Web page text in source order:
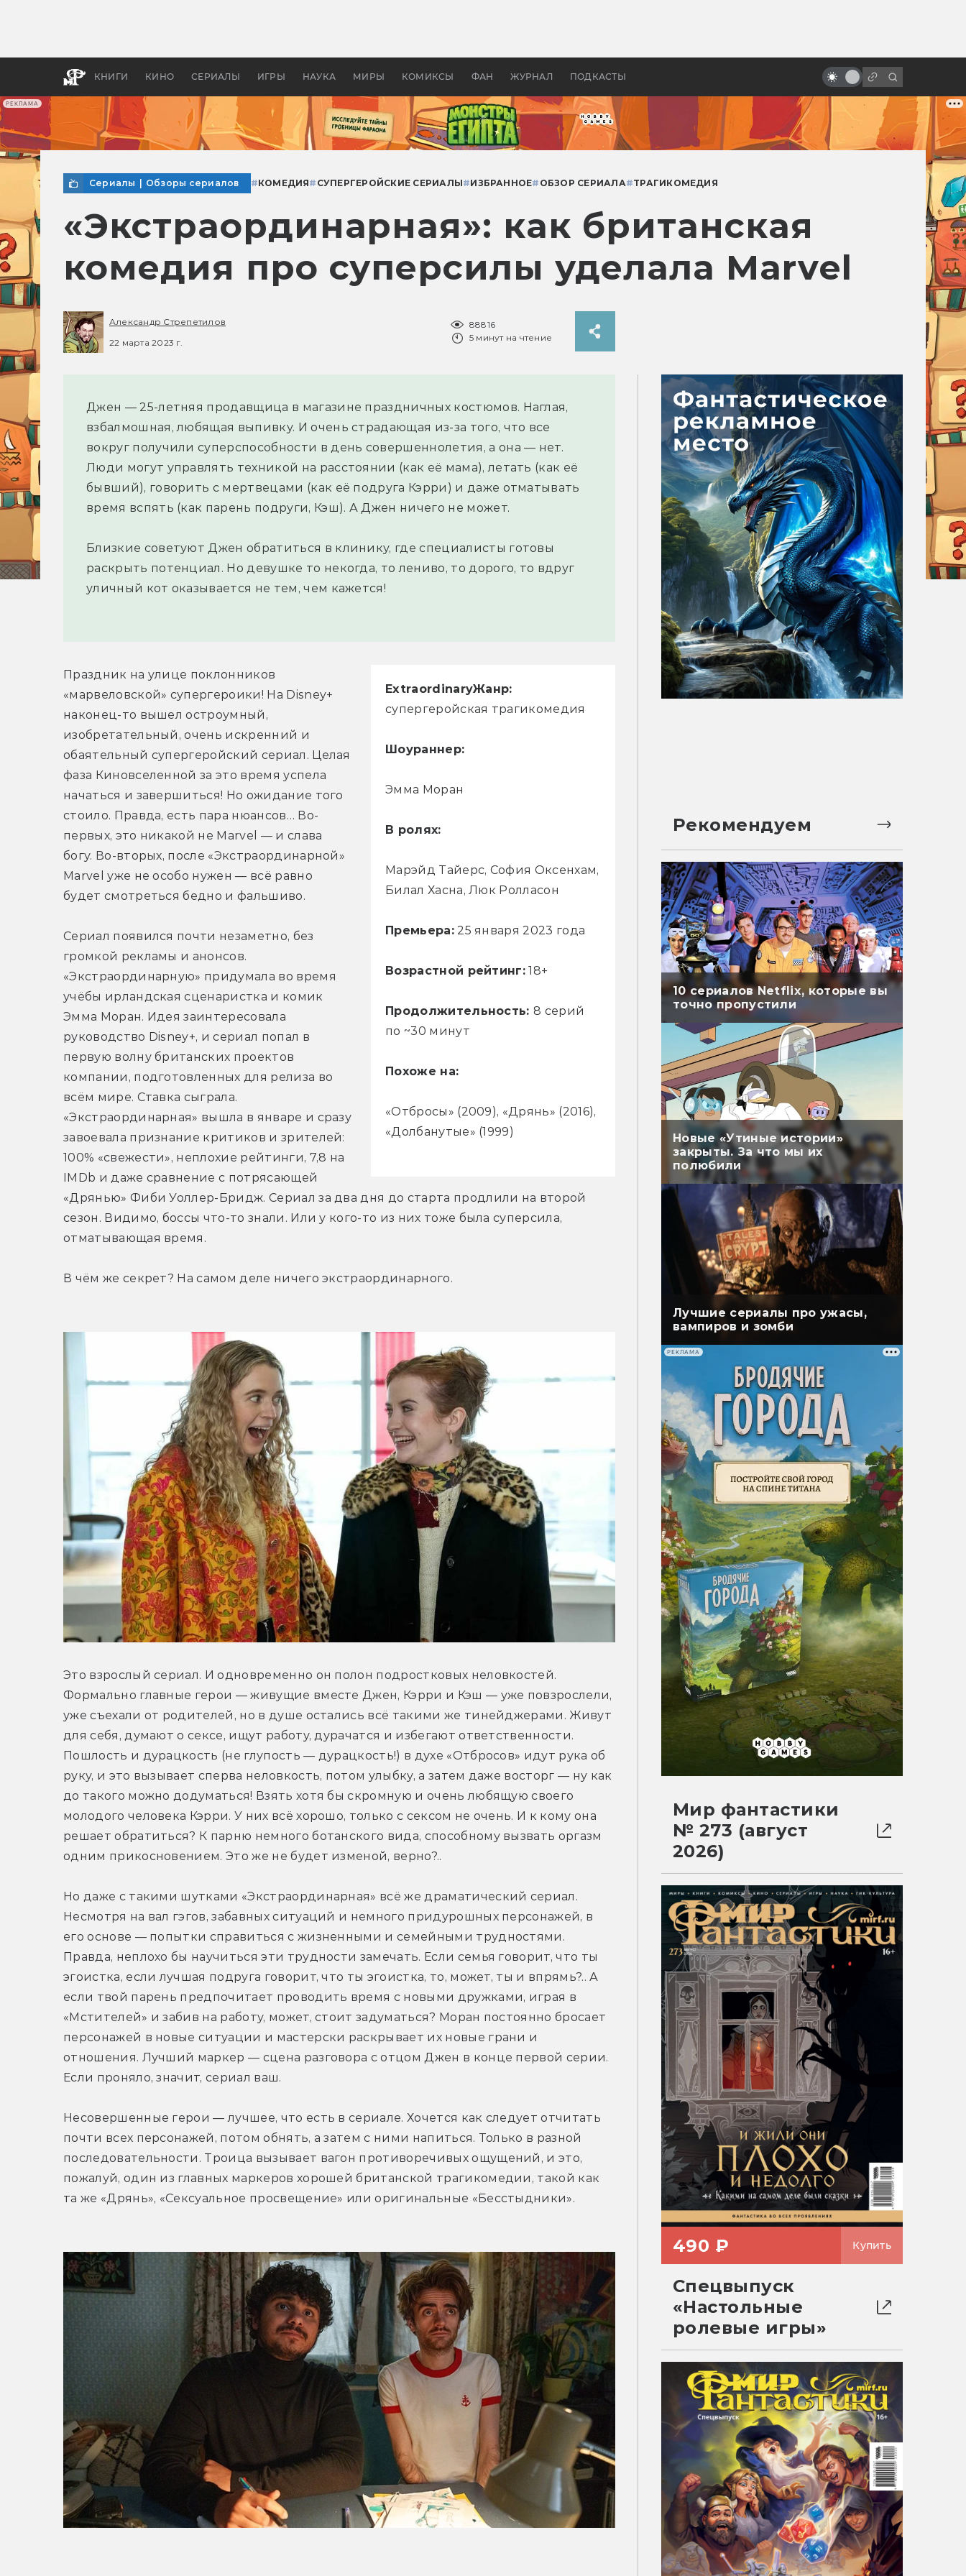
РЕКЛАМА
КНИГИ КИНО СЕРИАЛЫ ИГРЫ НАУКА МИРЫ КОМИКСЫ ФАН ЖУРНАЛ ПОДКАСТЫ
апокалипсис, в России —
бы «Властелина колец»
самом человечном роботе
Сериалы Обзоры сериалов #КОМЕДИЯ# СУПЕРГЕРОЙСКИЕ СЕРИАЛЫ#ИЗБРАННОЕ# ОБЗОР СЕРИАЛА#ТРАГИКОМЕДИЯ
«Экстраординарная»: как британская
комедия про суперсилы уделала Marvel
Александр Стрепетилов
22 марта 2023 г.
88816
5 минут на чтение
Джен — 25-летняя продавщица в магазине праздничных костюмов. Наглая,
взбалмошная, любящая выпивку. И очень страдающая из-за того, что все
вокруг получили суперспособности в день совершеннолетия, а она — нет.
Люди могут управлять техникой на расстоянии (как её мама), летать (как её
бывший), говорить с мертвецами (как её подруга Кэрри) и даже отматывать
время вспять (как парень подруги, Кэш). А Джен ничего не может.
Близкие советуют Джен обратиться в клинику, где специалисты готовы
раскрыть потенциал. Но девушке то некогда, то лениво, то дорого, то вдруг
уличный кот оказывается не тем, чем кажется!
ExtraordinaryЖанр:
супергеройская трагикомедия
Шоураннер:
Эмма Моран
В ролях:
Марэйд Тайерс, София Оксенхам,
Билал Хасна, Люк Ролласон
Премьера:25 января 2023 года
Возрастной рейтинг: 18+
Продолжительность:8 серий
по ~30 минут
Похоже на:
«Отбросы» (2009), «Дрянь» (2016),
«Долбанутые» (1999)
Праздник на улице поклонников
«марвеловской» супергероики! На Disney+
наконец-то вышел остроумный,
изобретательный, очень искренний и
обаятельный супергеройский сериал. Целая
фаза Киновселенной за это время успела
начаться и завершиться! Но ожидание того
стоило. Правда, есть пара нюансов… Во-
первых, это никакой не Marvel — и слава
богу. Во-вторых, после «Экстраординарной»
Marvel уже не особо нужен — всё равно
будет смотреться бедно и фальшиво.
Сериал появился почти незаметно, без
громкой рекламы и анонсов.
«Экстраординарную» придумала во время
учёбы ирландская сценаристка и комик
Эмма Моран. Идея заинтересовала
руководство Disney+, и сериал попал в
первую волну британских проектов
компании, подготовленных для релиза во
всём мире. Ставка сыграла.
«Экстраординарная» вышла в январе и сразу
завоевала признание критиков и зрителей:
100% «свежести», неплохие рейтинги, 7,8 на
IMDb и даже сравнение с потрясающей
«Дрянью» Фиби Уоллер-Бридж. Сериал за два дня до старта продлили на второй
сезон. Видимо, боссы что-то знали. Или у кого-то из них тоже была суперсила,
отматывающая время.
В чём же секрет? На самом деле ничего экстраординарного.
Это взрослый сериал. И одновременно он полон подростковых неловкостей.
Формально главные герои — живущие вместе Джен, Кэрри и Кэш — уже повзрослели,
уже съехали от родителей, но в душе остались всё такими же тинейджерами. Живут
для себя, думают о сексе, ищут работу, дурачатся и избегают ответственности.
Пошлость и дурацкость (не глупость — дурацкость!) в духе «Отбросов» идут рука об
руку, и это вызывает сперва неловкость, потом улыбку, а затем даже восторг — ну как
до такого можно додуматься! Взять хотя бы скромную и очень любящую своего
молодого человека Кэрри. У них всё хорошо, только с сексом не очень. И к кому она
решает обратиться? К парню немного ботанского вида, способному вызвать оргазм
одним прикосновением. Это же не будет изменой, верно?..
Но даже с такими шутками «Экстраординарная» всё же драматический сериал.
Несмотря на вал гэгов, забавных ситуаций и немного придурошных персонажей, в
его основе — попытки справиться с жизненными и семейными трудностями.
Правда, неплохо бы научиться эти трудности замечать. Если семья говорит, что ты
эгоистка, если лучшая подруга говорит, что ты эгоистка, то, может, ты и впрямь?.. А
если твой парень предпочитает проводить время с новыми дружками, играя в
«Мстителей» и забив на работу, может, стоит задуматься? Моран постоянно бросает
персонажей в новые ситуации и мастерски раскрывает их новые грани и
отношения. Лучший маркер — сцена разговора с отцом Джен в конце первой серии.
Если проняло, значит, сериал ваш.
Несовершенные герои — лучшее, что есть в сериале. Хочется как следует отчитать
почти всех персонажей, потом обнять, а затем с ними напиться. Только в разной
последовательности. Троица вызывает вагон противоречивых ощущений, и это,
пожалуй, один из главных маркеров хорошей британской трагикомедии, такой как
та же «Дрянь», «Сексуальное просвещение» или оригинальные «Бесстыдники».
Рекомендуем
10 сериалов Netflix, которые вы
точно пропустили
Новые «Утиные истории»
закрыты. За что мы их
полюбили
Лучшие сериалы про ужасы,
вампиров и зомби
РЕКЛАМА
Мир фантастики
№ 273 (август
2026)
490 ₽ Купить
Спецвыпуск
«Настольные
ролевые игры»